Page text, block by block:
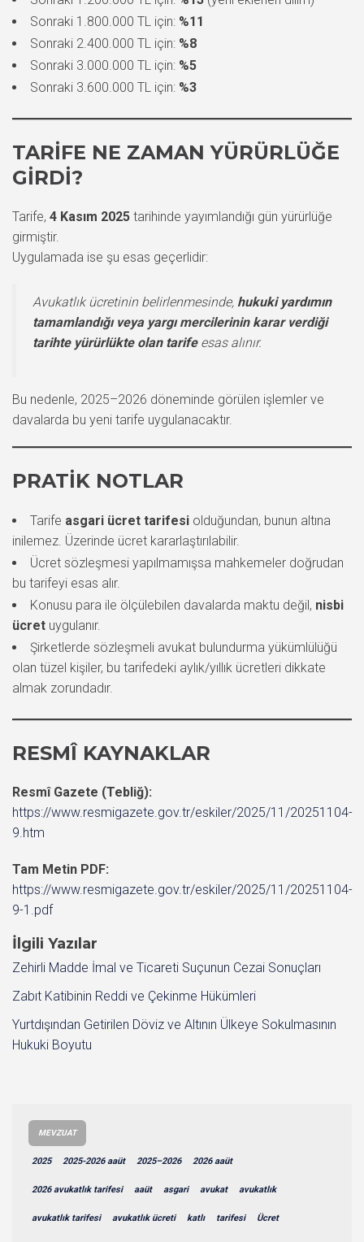
Sonraki 1.800.000 TL için: %11
Sonraki 2.400.000 TL için: %8
Sonraki 3.000.000 TL için: %5
Sonraki 3.600.000 TL için: %3
TARIFE NE ZAMAN YÜRÜRLÜĞE
GIRDI?
Tarife, 4 Kasım 2025 tarihinde yayımlandığı gün yürürlüğe
girmiştir.
Uygulamada ise şu esas geçerlidir:
Avukatlık ücretinin belirlenmesinde, hukuki yardımın
tamamlandığı veya yargı mercilerinin karar verdiği
tarihte yürürlükte olan tarifeesas alınır.
Bu nedenle, 2025–2026 döneminde görülen işlemler ve
davalarda bu yeni tarife uygulanacaktır.
PRATIK NOTLAR
Tarife asgari ücret tarifesi olduğundan, bunun altına
inilemez. Üzerinde ücret kararlaştırılabilir.
Ücret sözleşmesi yapılmamışsa mahkemeler doğrudan
bu tarifeyi esas alır.
Konusu para ile ölçülebilen davalarda maktu değil, nisbi
ücret uygulanır.
Şirketlerde sözleşmeli avukat bulundurma yükümlülüğü
olan tüzel kişiler, bu tarifedeki aylık/yıllık ücretleri dikkate
almak zorundadır.
RESMÎ KAYNAKLAR
Resmî Gazete (Tebliğ):
https://www.resmigazete.gov.tr/eskiler/2025/11/20251104-
9.htm
Tam Metin PDF:
https://www.resmigazete.gov.tr/eskiler/2025/11/20251104-
9-1.pdf
İlgili Yazılar
Zehirli Madde İmal ve Ticareti Suçunun Cezai Sonuçları
Zabıt Katibinin Reddi ve Çekinme Hükümleri
Yurtdışından Getirilen Döviz ve Altının Ülkeye Sokulmasının
Hukuki Boyutu
MEVZUAT
2025 2025-2026 aaüt 2025–2026 2026 aaüt
2026 avukatlık tarifesi aaüt asgari avukat avukatlık
avukatlık tarifesi avukatlık ücreti katlı tarifesi Ücret